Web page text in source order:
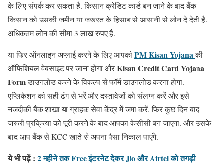
के लिए संपर्क कर सकता है. किसान क्रेडिट कार्ड बन जाने के बाद बैंक
किसान को उसकी जमीन या जरूरत के हिसाब से आसानी से लोन दे देती है.
अधिकतम लोन की सीमा 3 लाख रुपए है.
या फिर ऑनलाइन अप्लाई करने के लिए आपकोPM Kisan Yojanaकी
ऑफिशियल वेबसाइट पर जाना होगा औरKisan Credit Card Yojana
Formडाउनलोड करने के विकल्प से फॉर्म डाउनलोड करना होगा.
एप्लिकेशन को सही ढंग से भरें और दस्तावेजों को संलग्न करें और इसे
नजदीकी बैंक शाखा या ग्राहक सेवा केंद्र में जमा करें. फिर कुछ दिन बाद
जरूरी प्रक्रिया को पूरी करने के बाद आपका केसीसी बन जाएगा. और उसके
बाद आप बैंक से KCC खाते से अपना पैसा निकाल पाएंगे.
ये भी पढ़ें : 2 महीने तक Free इंटरनेट देकर Jio और Airtel को तगड़ी